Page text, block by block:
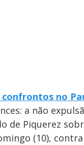
no
a não
de Piquerez
(10),